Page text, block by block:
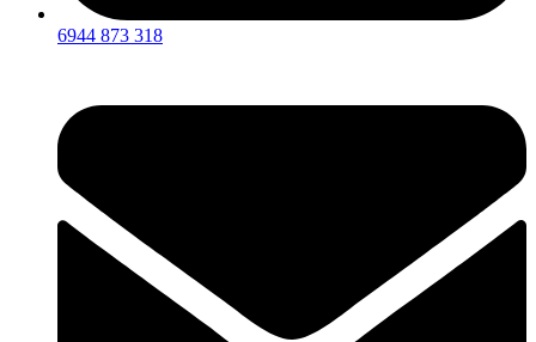
6944 873 318